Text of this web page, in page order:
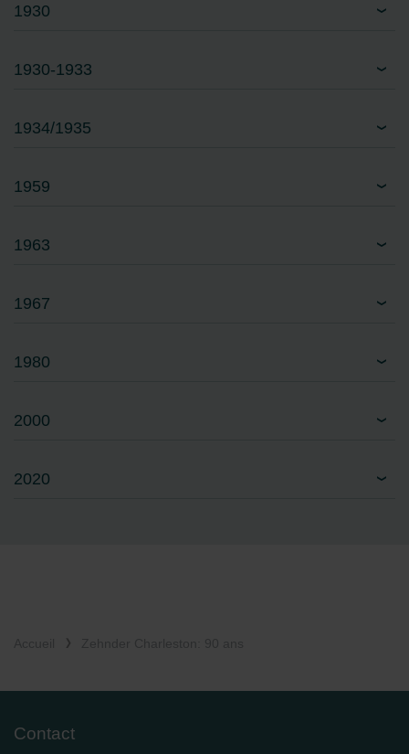
1930
1930-1933
1934/1935
1959
1963
1967
1980
2000
2020
Contact